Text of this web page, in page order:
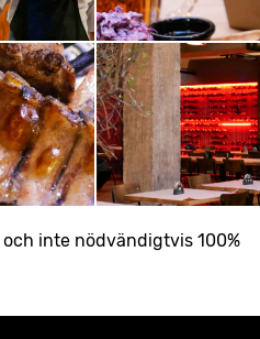
inte nödvändigtvis 100%